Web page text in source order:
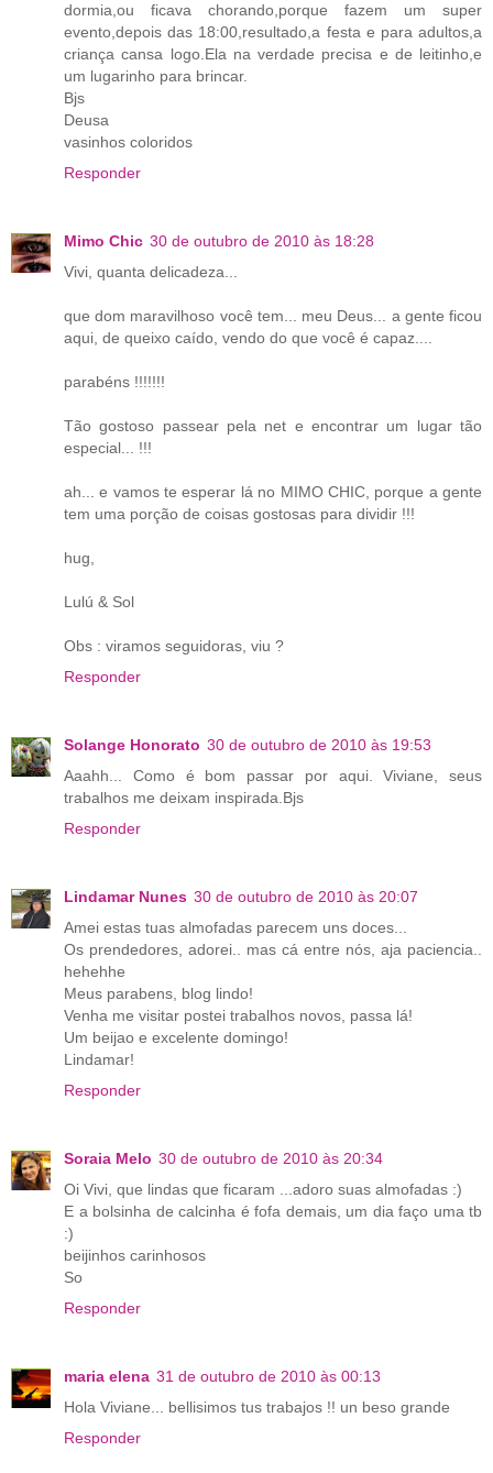
dormia,ou ficava chorando,porque fazem um super
evento,depois das 18:00,resultado,a festa e para adultos,a
criança cansa logo.Ela na verdade precisa e de leitinho,e
um lugarinho para brincar.
Bjs
Deusa
vasinhos coloridos
Responder
Mimo Chic 30 de outubro de 2010 às 18:28
Vivi, quanta delicadeza...
que dom maravilhoso você tem... meu Deus... a gente ficou
aqui, de queixo caído, vendo do que você é capaz....
parabéns !!!!!!!
Tão gostoso passear pela net e encontrar um lugar tão
especial... !!!
ah... e vamos te esperar lá no MIMO CHIC, porque a gente
tem uma porção de coisas gostosas para dividir !!!
hug,
Lulú & Sol
Obs : viramos seguidoras, viu ?
Responder
Solange Honorato 30 de outubro de 2010 às 19:53
Aaahh... Como é bom passar por aqui. Viviane, seus
trabalhos me deixam inspirada.Bjs
Responder
Lindamar Nunes 30 de outubro de 2010 às 20:07
Amei estas tuas almofadas parecem uns doces...
Os prendedores, adorei.. mas cá entre nós, aja paciencia..
hehehhe
Meus parabens, blog lindo!
Venha me visitar postei trabalhos novos, passa lá!
Um beijao e excelente domingo!
Lindamar!
Responder
Soraia Melo 30 de outubro de 2010 às 20:34
Oi Vivi, que lindas que ficaram ...adoro suas almofadas :)
E a bolsinha de calcinha é fofa demais, um dia faço uma tb
:)
beijinhos carinhosos
So
Responder
maria elena 31 de outubro de 2010 às 00:13
Hola Viviane... bellisimos tus trabajos !! un beso grande
Responder